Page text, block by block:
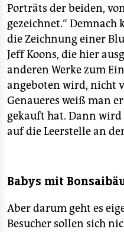
Porträts der beiden,
gezeichnet.“ Demnach
die Zeichnung einer
Jeff Koons, die hier
anderen Werke zum
angeboten wird, nicht
Genaueres weiß man
gekauft hat. Dann wird
auf die Leerstelle an
Babys mit
Aber darum geht es
Besucher sollen sich